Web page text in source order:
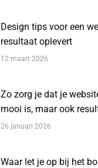
Design tips voor een
resultaat oplevert
12 maart 2026
Zo zorg je dat je
mooi is, maar ook
26 januari 2026
Waar let je op bij het